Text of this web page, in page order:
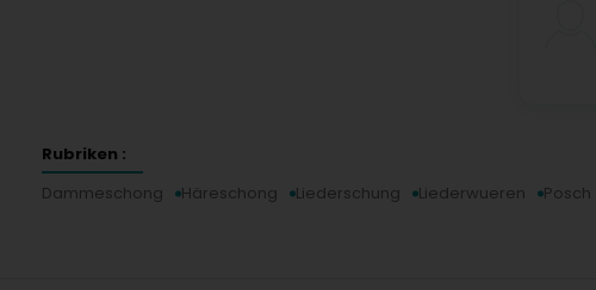
Rubriken :
Dammeschong
Häreschong Liederschung Liederwueren Posch